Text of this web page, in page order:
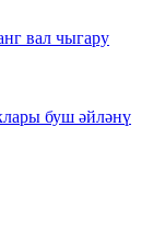
вал чыгару
буш әйләнү